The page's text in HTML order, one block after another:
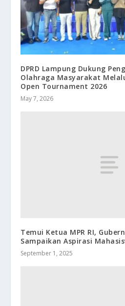
DPRD Lampung Dukung
Olahraga Masyarakat
Open Tournament 2026
May 7, 2026
Temui Ketua MPR RI,
Sampaikan Aspirasi
September 1, 2025